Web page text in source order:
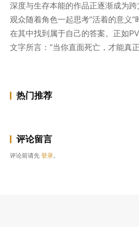
深度与生存本能的作品正逐渐成为
观众随着角色一起思考”活着的意义
在其中找到属于自己的答案。正如
文字所言：”当你直面死亡，才能真
热门推荐
评论留言
评论前请先 登录。